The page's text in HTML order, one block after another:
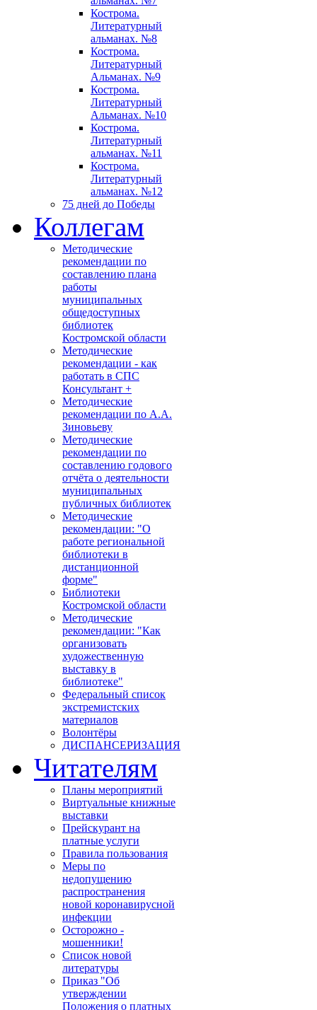
Кострома.
Литературный
альманах. №8
Кострома.
Литературный
Альманах. №9
Кострома.
Литературный
Альманах. №10
Кострома.
Литературный
альманах. №11
Кострома.
Литературный
альманах. №12
75 дней до Победы
Коллегам
Методические
рекомендации по
составлению плана
работы
муниципальных
общедоступных
библиотек
Костромской области
Методические
рекомендации - как
работать в СПС
Консультант +
Методические
рекомендации по А.А.
Зиновьеву
Методические
рекомендации по
составлению годового
отчёта о деятельности
муниципальных
публичных библиотек
Методические
рекомендации: "О
работе региональной
библиотеки в
дистанционной
форме"
Библиотеки
Костромской области
Методические
рекомендации: "Как
организовать
художественную
выставку в
библиотеке"
Федеральный список
экстремистских
материалов
Волонтёры
ДИСПАНСЕРИЗАЦИЯ
Читателям
Планы мероприятий
Виртуальные книжные
выставки
Прейскурант на
платные услуги
Правила пользования
Меры по
недопущению
распространения
новой коронавирусной
инфекции
Осторожно -
мошенники!
Список новой
литературы
Приказ "Об
утверждении
Положения о платных